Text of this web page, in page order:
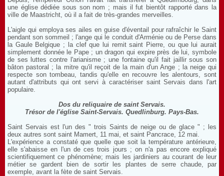
une église dédiée sous son nom ; mais il fut bientôt rapporté dans la
ville de Maastricht, où il a fait de très-grandes merveilles.
L'aigle qui employa ses ailes en guise d'éventail pour rafraîchir le Saint
pendant son sommeil ; l'ange qui le conduit d'Arménie ou de Perse dans
la Gaule Belgique ; la clef que lui remit saint Pierre, ou que lui aurait
simplement donnée le Pape ; un dragon qui expire près de lui, symbole
de ses luttes contre l'arianisme ; une fontaine qu'il fait jaillir sous son
bâton pastoral ; la mitre qu'il reçoit de la main d'un Ange ; la neige qui
respecte son tombeau, tandis qu'elle en recouvre les alentours, sont
autant d'attributs qui ont servi à caractériser saint Servais dans l'art
populaire.
Dos du reliquaire de saint Servais.
Trésor de l'église Saint-Servais. Quedlinburg. Pays-Bas.
Saint Servais est l'un des " trois Saints de neige ou de glace " ; les
deux autres sont saint Mamert, 11 mai, et saint Pancrace, 12 mai.
L'expérience a constaté que quelle que soit la température antérieure,
elle s'abaisse en l'un de ces trois jours ; on n'a pas encore expliqué
scientifiquement ce phénomène; mais les jardiniers au courant de leur
métier se gardent bien de sortir les plantes de serre chaude, par
exemple, avant la fète de saint Servais.